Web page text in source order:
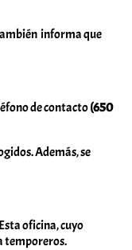
informa que
de contacto(650
Además, se
oficina, cuyo
temporeros.